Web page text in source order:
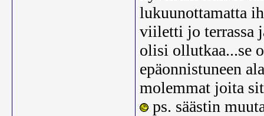
lukuunottamatta
viiletti jo terrassa
olisi ollutkaa...se
epäonnistuneen
molemmat joita
ps. säästin